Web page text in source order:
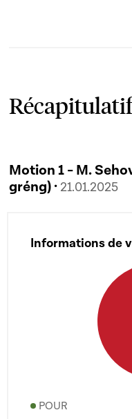
Motion 1 - M.
gréng) · 21.01.2025
Informations de
POUR